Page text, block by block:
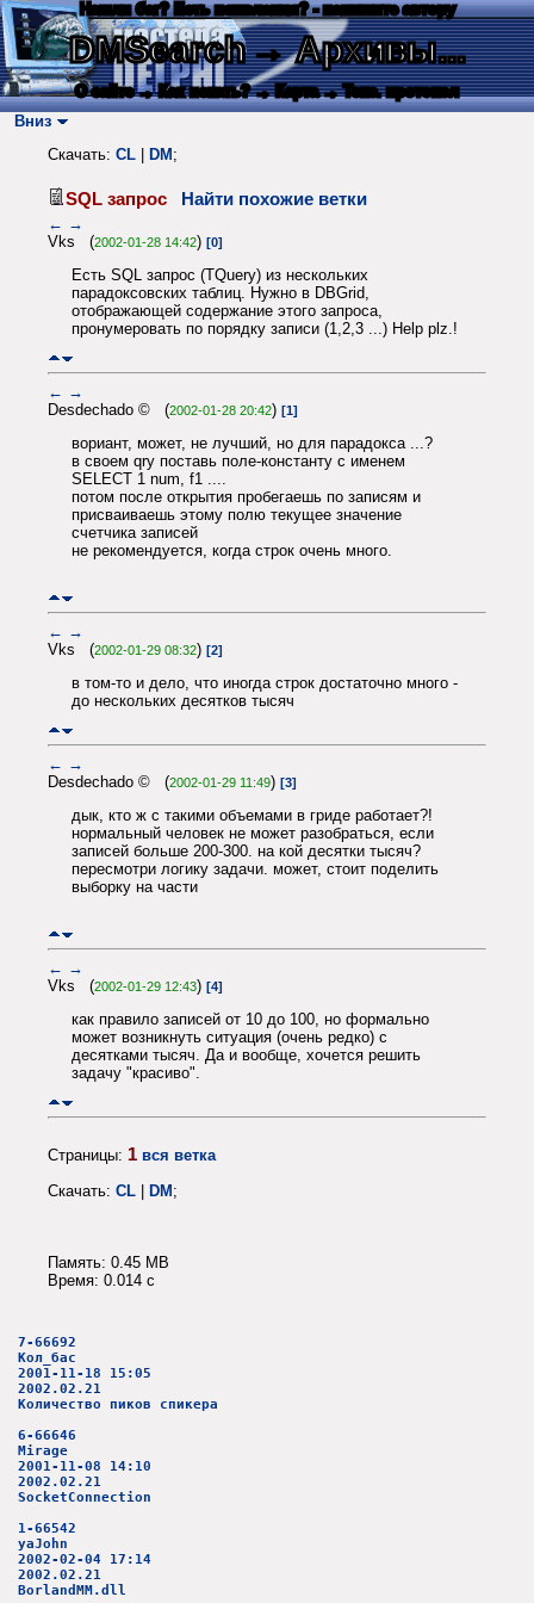
Нашли баг? Есть пожелания? - напишите автору
DMSearch→ Архивы...
О сайте → Как искать? → Карта → Текс. протокол
Вниз
Скачать: CL DM ;
SQL запрос Найти похожие ветки
← →
Vks (2002-01-28 14:42) [0]
Есть SQL запрос (TQuery) из нескольких
парадоксовских таблиц. Нужно в DBGrid,
отображающей содержание этого запроса,
пронумеровать по порядку записи (1,2,3 ...) Help plz.!
← →
Desdechado © (2002-01-28 20:42) [1]
вориант, может, не лучший, но для парадокса ...?
в своем qry поставь поле-константу с именем
SELECT 1 num, f1 ....
потом после открытия пробегаешь по записям и
присваиваешь этому полю текущее значение
счетчика записей
не рекомендуется, когда строк очень много.
← →
Vks (2002-01-29 08:32) [2]
в том-то и дело, что иногда строк достаточно много -
до нескольких десятков тысяч
← →
Desdechado © (2002-01-29 11:49) [3]
дык, кто ж с такими объемами в гриде работает?!
нормальный человек не может разобраться, если
записей больше 200-300. на кой десятки тысяч?
пересмотри логику задачи. может, стоит поделить
выборку на части
← →
Vks (2002-01-29 12:43) [4]
как правило записей от 10 до 100, но формально
может возникнуть ситуация (очень редко) с
десятками тысяч. Да и вообще, хочется решить
задачу "красиво".
Страницы: 1 вся ветка
Скачать: CL | DM;
Память: 0.45 MB
Время: 0.014 c
7-66692
Кол_бас
2001-11-18 15:05
2002.02.21
Количество пиков спикера
6-66646
Mirage
2001-11-08 14:10
2002.02.21
SocketConnection
1-66542
yaJohn
2002-02-04 17:14
2002.02.21
BorlandMM.dll